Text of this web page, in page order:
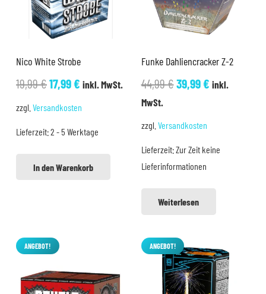
Nico White Strobe
19,99€Ursprünglicher
19,99 €
17,99€Aktueller
17,99 €.
inkl. MwSt.
zzgl. Versandkosten
Lieferzeit:2 - 5 Werktage
In den Warenkorb
Funke Dahliencracker Z-2
44,99€Ursprünglicher
39,99€Aktueller
inkl.
MwSt.
zzgl. Versandkosten
Lieferzeit:Zur Zeit keine
Lieferinformationen
Weiterlesen
ANGEBOT! ANGEBOT!